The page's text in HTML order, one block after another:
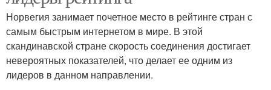
Норвегия занимает почетное место в рейтинге стран с
самым быстрым интернетом в мире. В этой
скандинавской стране скорость соединения достигает
невероятных показателей, что делает ее одним из
лидеров в данном направлении.